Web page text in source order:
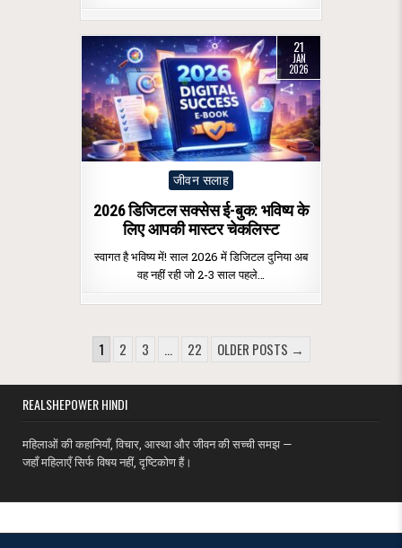
21
JAN
2026
Posted
जीवन सलाह
2026 डिजिटल सक्सेस ई-बुक: भविष्य के
लिए आपकी मास्टर चेकलिस्ट
स्वागत है भविष्य में! साल 2026 में डिजिटल दुनिया अब
वह नहीं रही जो 2-3 साल पहले…
PAGINATION
1 2 3 … 22 OLDER POSTS →
REALSHEPOWER HINDI
महिलाओं की कहानियाँ, विचार, आस्था और जीवन की सच्ची समझ —
जहाँ महिलाएँ सिर्फ विषय नहीं, दृष्टिकोण हैं।